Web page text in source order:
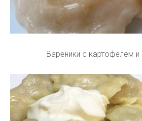
Вареники с картофелем и